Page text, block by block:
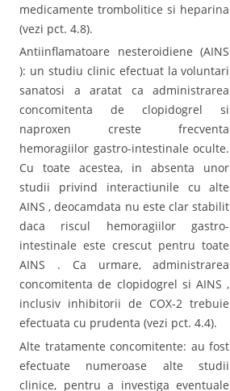
medicamente trombolitice si heparina
(vezi pct. 4.8).
Antiinflamatoare nesteroidiene (AINS
): un studiu clinic efectuat la voluntari
sanatosi a aratat ca administrarea
concomitenta de clopidogrel si
naproxen creste frecventa
hemoragiilor gastro-intestinale oculte.
Cu toate acestea, in absenta unor
studii privind interactiunile cu alte
AINS , deocamdata nu este clar stabilit
daca riscul hemoragiilor gastro-
intestinale este crescut pentru toate
AINS . Ca urmare, administrarea
concomitenta de clopidogrel si AINS ,
inclusiv inhibitorii de COX-2 trebuie
efectuata cu prudenta (vezi pct. 4.4).
Alte tratamente concomitente: au fost
efectuate numeroase alte studii
clinice, pentru a investiga eventuale